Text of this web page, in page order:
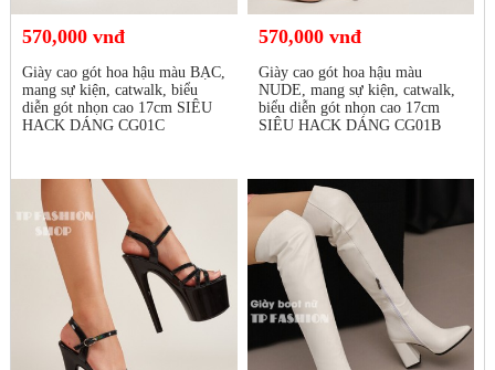
570,000 vnđ
Giày cao gót hoa hậu màu BẠC,
mang sự kiện, catwalk, biểu
diễn gót nhọn cao 17cm SIÊU
HACK DÁNG CG01C
570,000 vnđ
Giày cao gót hoa hậu màu
NUDE, mang sự kiện, catwalk,
biểu diễn gót nhọn cao 17cm
SIÊU HACK DÁNG CG01B